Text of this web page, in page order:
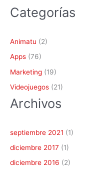
Categorías
Animatu (2)
Apps (76)
Marketing (19)
Videojuegos (21)
Archivos
septiembre 2021 (1)
diciembre 2017 (1)
diciembre 2016 (2)